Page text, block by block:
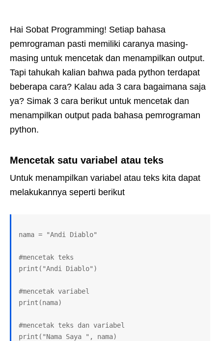
Hai Sobat Programming! Setiap bahasa
pemrograman pasti memiliki caranya masing-
masing untuk mencetak dan menampilkan output.
Tapi tahukah kalian bahwa pada python terdapat
beberapa cara? Kalau ada 3 cara bagaimana saja
ya? Simak 3 cara berikut untuk mencetak dan
menampilkan output pada bahasa pemrograman
python.
Mencetak satu variabel atau teks
Untuk menampilkan variabel atau teks kita dapat
melakukannya seperti berikut
nama = "Andi Diablo"
#mencetak teks
print("Andi Diablo")
#mencetak variabel
print(nama)
#mencetak teks dan variabel
print("Nama Saya ", nama)